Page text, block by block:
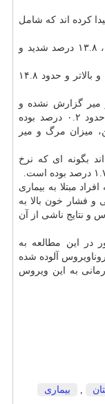
كرده اند كه شامل
- حدود ۸۰.۹ درصد از موارد مبتلا شدن خفیف، ۱۳.۸ درصد شدید و
- بالاترین میزان مرگ و میر در افراد ۸۰ ساله و بالاتر و حدود ۱۴.۸
از مرگ و میر گزارش نشده و
میزان مرگ و میر در بین افراد تا ۳۹ سال حدود ۰.۲ درصد بوده
میزان مرگ و میر
بگونه ای كه نرخ
مبتلا به بیماری
و فشار خون بالا به
و نتایج ناشی از آن
این مطالعه به
آلوده شده
نفر از كادر درمانی به این ویروس
بیماری